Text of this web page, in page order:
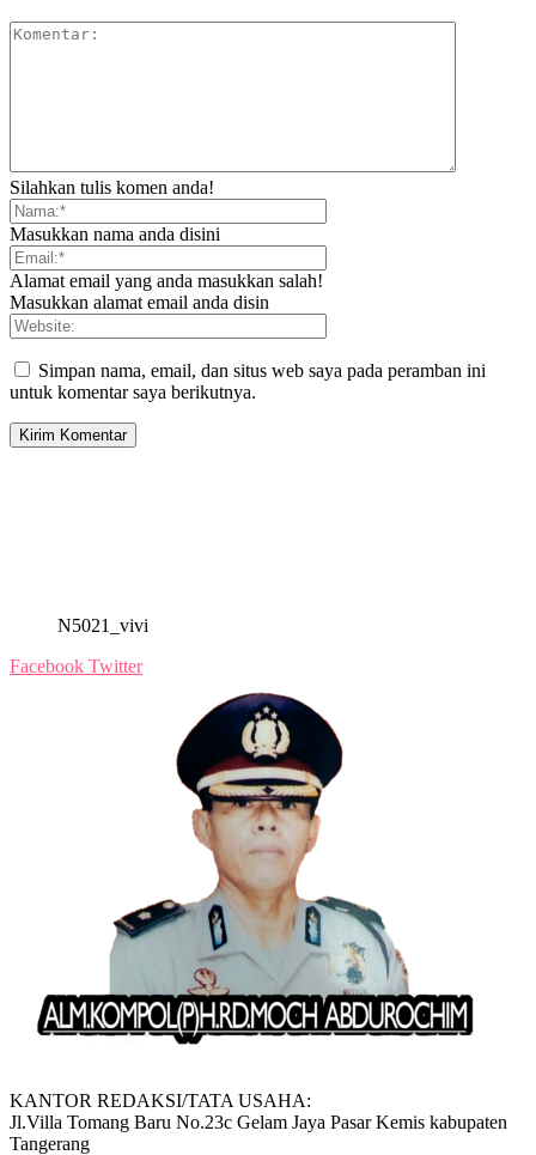
Silahkan tulis komen anda!
Masukkan nama anda disini
Alamat email yang anda masukkan salah!
Masukkan alamat email anda disin
Simpan nama, email, dan situs web saya pada peramban ini
untuk komentar saya berikutnya.
N5021_vivi
Facebook Twitter
KANTOR REDAKSI/TATA USAHA:
Jl.Villa Tomang Baru No.23c Gelam Jaya Pasar Kemis kabupaten
Tangerang